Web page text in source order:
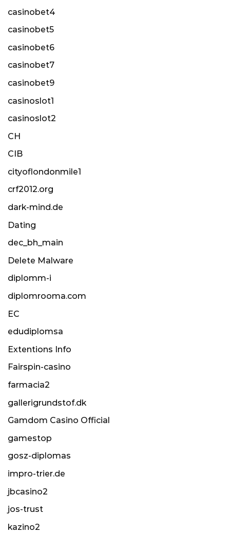
casinobet4
casinobet5
casinobet6
casinobet7
casinobet9
casinoslot1
casinoslot2
CH
CIB
cityoflondonmile1
crf2012.org
dark-mind.de
Dating
dec_bh_main
Delete Malware
diplomm-i
diplomrooma.com
EC
edudiplomsa
Extentions Info
Fairspin-casino
farmacia2
gallerigrundstof.dk
Gamdom Casino Official
gamestop
gosz-diplomas
impro-trier.de
jbcasino2
jos-trust
kazino2